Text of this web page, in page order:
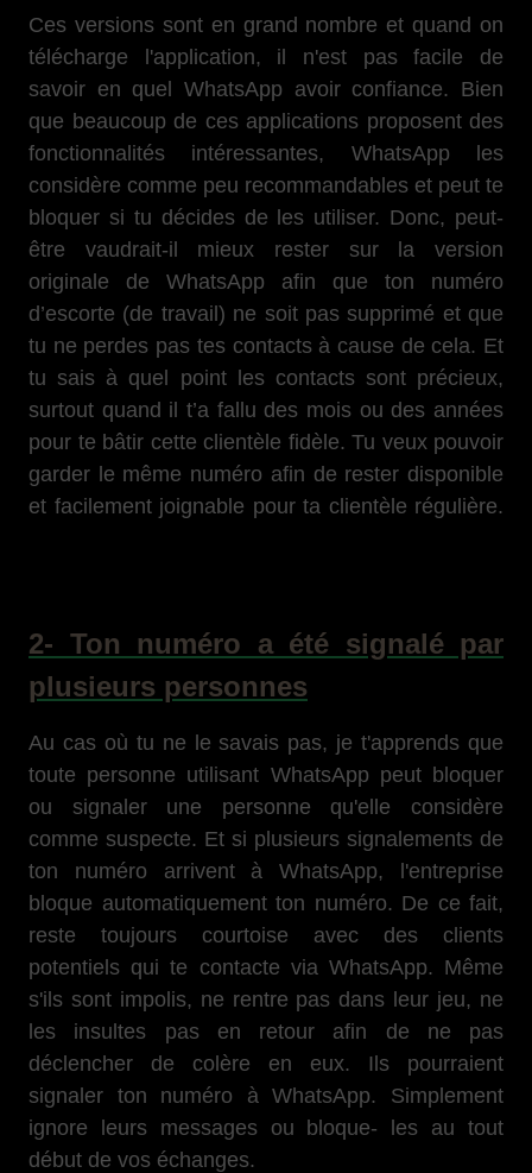
Ces versions sont en grand nombre et quand on
télécharge l'application, il n'est pas facile de
savoir en quel WhatsApp avoir confiance. Bien
que beaucoup de ces applications proposent des
fonctionnalités intéressantes, WhatsApp les
considère comme peu recommandables et peut te
bloquer si tu décides de les utiliser. Donc, peut-
être vaudrait-il mieux rester sur la version
originale de WhatsApp afin que ton numéro
d’escorte (de travail) ne soit pas supprimé et que
tu ne perdes pas tes contacts à cause de cela. Et
tu sais à quel point les contacts sont précieux,
surtout quand il t’a fallu des mois ou des années
pour te bâtir cette clientèle fidèle. Tu veux pouvoir
garder le même numéro afin de rester disponible
et facilement joignable pour ta clientèle régulière.
2- Ton numéro a été signalé par
plusieurs personnes
Au cas où tu ne le savais pas, je t'apprends que
toute personne utilisant WhatsApp peut bloquer
ou signaler une personne qu'elle considère
comme suspecte. Et si plusieurs signalements de
ton numéro arrivent à WhatsApp, l'entreprise
bloque automatiquement ton numéro. De ce fait,
reste toujours courtoise avec des clients
potentiels qui te contacte via WhatsApp. Même
s'ils sont impolis, ne rentre pas dans leur jeu, ne
les insultes pas en retour afin de ne pas
déclencher de colère en eux. Ils pourraient
signaler ton numéro à WhatsApp. Simplement
ignore leurs messages ou bloque- les au tout
début de vos échanges.